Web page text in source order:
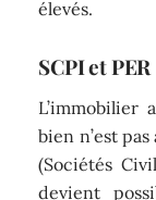
élevés.
SCPI et PER
L’immobilier
bien n’est
(Sociétés
devient